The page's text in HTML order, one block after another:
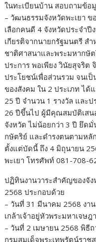
ในทะเบียนบ้าน สอบถามข้อ
– วัฒนธรรมจังหวัดพะเยา ข
เลือกคนดี 4 จังหวัดประจำ
เกียรติจากนายกรัฐมนตรี ส
ชาติศาสนาและพระมหากษั
ประการ พอเพียง วินัยสุจริ
ประโยชน์เพื่อส่วนรวม จนเ
ของสังคม ใน 2 ประเภท ได้
25 ปี จำนวน 1 รางวัล และ
26 ปีขึ้นไป ผู้มีคุณสมบัติเสน
จังหวัด ไม่น้อยกว่า 3 ปี ยึด
กษัตริย์ และดำรงตนตามหลั
ตั้งแต่บัดนี้ ถึง 4 มิถุนายน
พะเยา โทรศัพท์ 081-708-
ปฏิทินงานวาระสำคัญของจัง
2568 ประกอบด้วย
– วันที่ 31 มีนาคม 2568 งา
เกล้าเจ้าอยู่หัวพระมหาเจษฎ
– วันที่ 2 เมษายน 2568 พิธี
กรมสมเด็จพระเทพรัตน์ราช